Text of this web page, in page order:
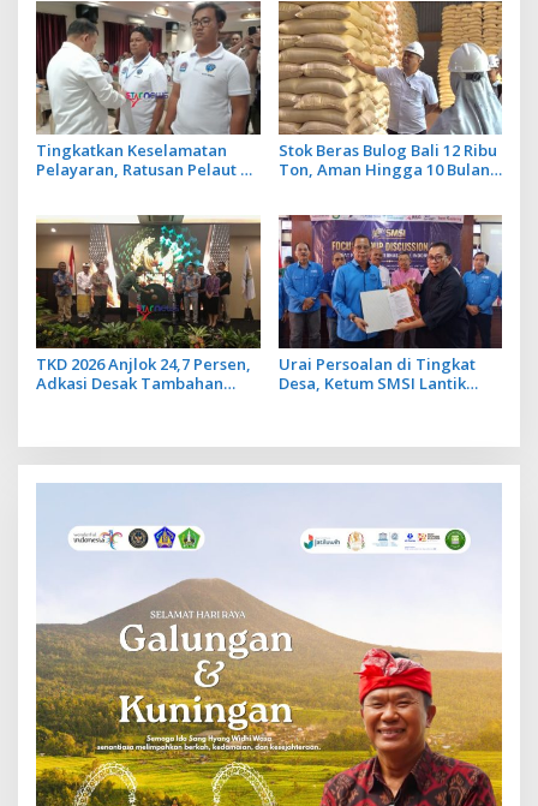
Lancar
Tingkatkan Keselamatan
Pelayaran, Ratusan Pelaut di
Stok Beras Bulog Bali 12 Ribu
Ton, Aman Hingga 10 Bulan
TKD 2026 Anjlok 24,7 Persen,
Adkasi Desak Tambahan
Urai Persoalan di Tingkat
Desa, Ketum SMSI Lantik